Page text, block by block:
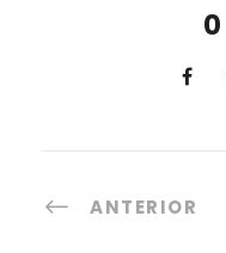
0
ANTERIOR